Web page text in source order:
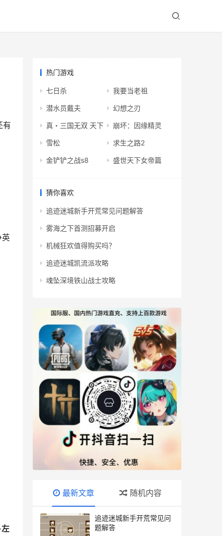
有
英
热门游戏
七日杀 我要当老祖
潜水员戴夫 幻想之刃
真・三国无双 天下 崩坏：因缘精灵
雪松 求生之路2
金铲铲之战s8 盛世天下女帝篇
猜你喜欢
追迹迷城新手开荒常见问题解答
雾海之下首测招募开启
机械狂欢值得购买吗？
追迹迷城凯流派攻略
魂坠深境铁山战士攻略
最新文章 随机内容
追迹迷城新手开荒常见问
题解答